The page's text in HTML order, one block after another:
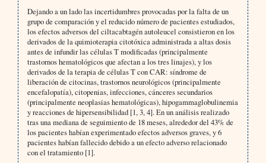
Dejando a un lado las incertidumbres provocadas por la falta de un
grupo de comparación y el reducido número de pacientes estudiados,
los efectos adversos del ciltacabtagén autoleucel consistieron en los
derivados de la quimioterapia citotóxica administrada a altas dosis
antes de infundir las células T modificadas (principalmente
trastornos hematológicos que afectan a los tres linajes), y los
derivados de la terapia de células T con CAR: síndrome de
liberación de citocinas, trastornos neurológicos (principalmente
encefalopatía), citopenias, infecciones, cánceres secundarios
(principalmente neoplasias hematológicas), hipogammaglobulinemia
y reacciones de hipersensibilidad [1, 3, 4]. En un análisis realizado
tras una mediana de seguimiento de 18 meses, alrededor del 43% de
los pacientes habían experimentado efectos adversos graves, y 6
pacientes habían fallecido debido a un efecto adverso relacionado
con el tratamiento [1].